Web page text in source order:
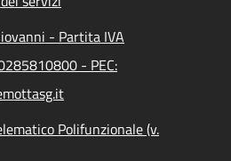
- Partita IVA
- PEC:
Polifunzionale (v.